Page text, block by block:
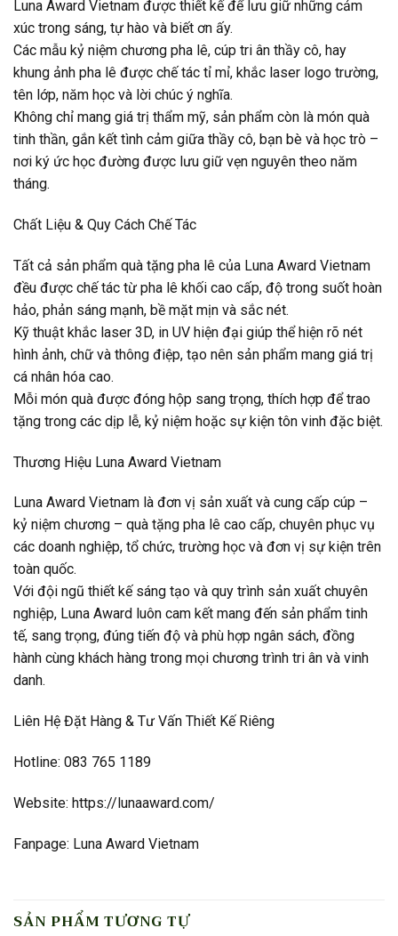
Luna Award Vietnam được thiết kế để lưu giữ những cảm
xúc trong sáng, tự hào và biết ơn ấy.
Các mẫu kỷ niệm chương pha lê, cúp tri ân thầy cô, hay
khung ảnh pha lê được chế tác tỉ mỉ, khắc laser logo trường,
tên lớp, năm học và lời chúc ý nghĩa.
Không chỉ mang giá trị thẩm mỹ, sản phẩm còn là món quà
tinh thần, gắn kết tình cảm giữa thầy cô, bạn bè và học trò –
nơi ký ức học đường được lưu giữ vẹn nguyên theo năm
tháng.
Chất Liệu & Quy Cách Chế Tác
Tất cả sản phẩm quà tặng pha lê của Luna Award Vietnam
đều được chế tác từ pha lê khối cao cấp, độ trong suốt hoàn
hảo, phản sáng mạnh, bề mặt mịn và sắc nét.
Kỹ thuật khắc laser 3D, in UV hiện đại giúp thể hiện rõ nét
hình ảnh, chữ và thông điệp, tạo nên sản phẩm mang giá trị
cá nhân hóa cao.
Mỗi món quà được đóng hộp sang trọng, thích hợp để trao
tặng trong các dịp lễ, kỷ niệm hoặc sự kiện tôn vinh đặc biệt.
Thương Hiệu Luna Award Vietnam
Luna Award Vietnam là đơn vị sản xuất và cung cấp cúp –
kỷ niệm chương – quà tặng pha lê cao cấp, chuyên phục vụ
các doanh nghiệp, tổ chức, trường học và đơn vị sự kiện trên
toàn quốc.
Với đội ngũ thiết kế sáng tạo và quy trình sản xuất chuyên
nghiệp, Luna Award luôn cam kết mang đến sản phẩm tinh
tế, sang trọng, đúng tiến độ và phù hợp ngân sách, đồng
hành cùng khách hàng trong mọi chương trình tri ân và vinh
danh.
Liên Hệ Đặt Hàng & Tư Vấn Thiết Kế Riêng
Hotline: 083 765 1189
Website: https://lunaaward.com/
Fanpage: Luna Award Vietnam
SẢN PHẨM TƯƠNG TỰ